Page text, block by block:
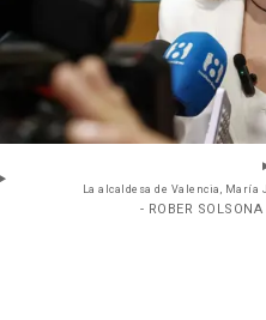
La alcaldesa de Valencia, María
- ROBER